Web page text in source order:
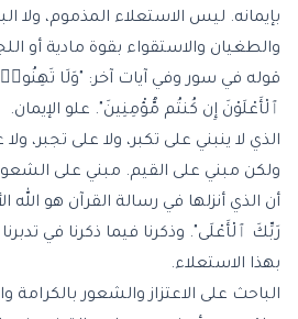
بإيمانه. ليس الاستعلاء المذموم، ولا
والطغيان والاستقواء بقوة مادية أو
قوله في سور وفي آيات آخر: "وَلَا تَهِنُوا۟
ٱلْأَعْلَوْنَ إِن كُنتُم مُّؤْمِنِينَ". علو الإيمان.
الذي لا ينبني على تكبر، ولا على تجبر،
ولكن مبني على القيم. مبني على
أن الذي أنزلها في رسالة القرآن هو
رَبِّكَ ٱلْأَعْلَى". وذكرنا فيما ذكرنا في
بهذا الاستعلاء.
الباحث على الاعتزاز والشعور بالكرامة